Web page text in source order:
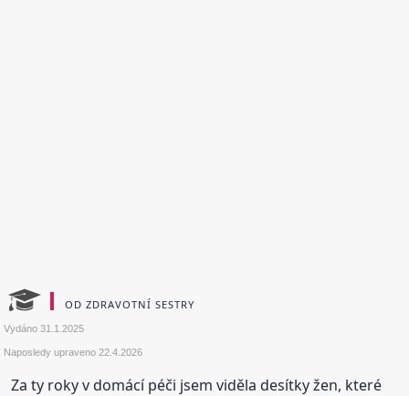
OD ZDRAVOTNÍ SESTRY
Vydáno31.1.2025
Naposledy upraveno22.4.2026
Za ty roky v domácí péči jsem viděla desítky žen, které